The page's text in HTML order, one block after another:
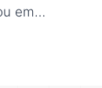
em…